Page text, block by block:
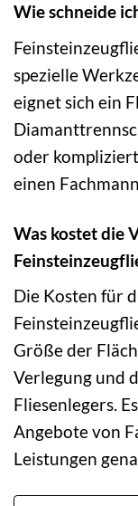
Wie schneide
spezielle
eignet sich ein
oder
einen
Was kostet die
Die Kosten für
Größe der
Verlegung und
Fliesenlegers.
Angebote von
Leistungen